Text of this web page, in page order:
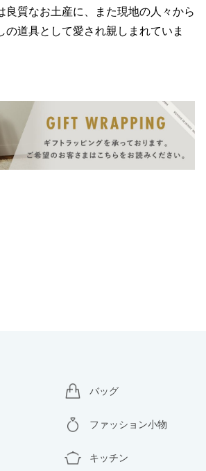
良質なお土産に、また現地の人々から
の道具として愛され親しまれていま
バッグ
ファッション小物
キッチン